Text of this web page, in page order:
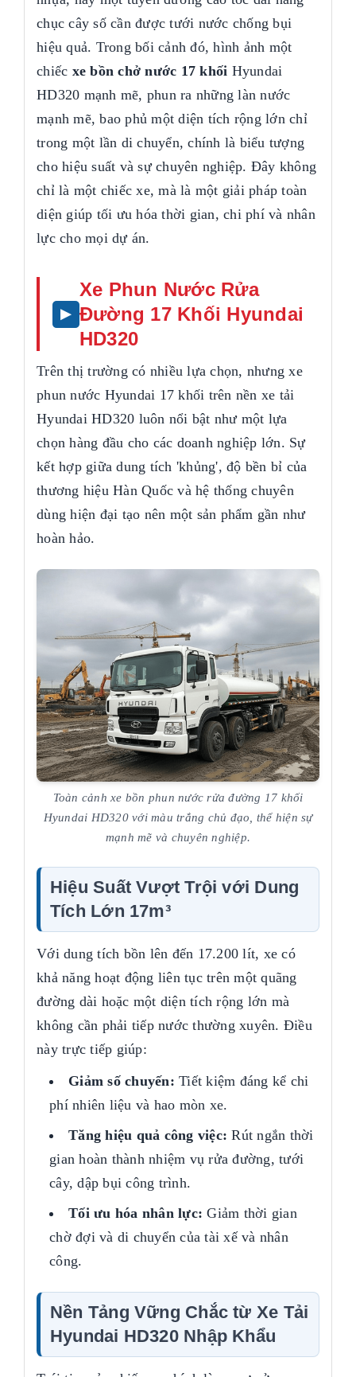
chục cây số cần được tưới nước chống bụi
hiệu quả. Trong bối cảnh đó, hình ảnh một
chiếc xe bồn chở nước 17 khối Hyundai
HD320 mạnh mẽ, phun ra những làn nước
mạnh mẽ, bao phủ một diện tích rộng lớn chỉ
trong một lần di chuyển, chính là biểu tượng
cho hiệu suất và sự chuyên nghiệp. Đây không
chỉ là một chiếc xe, mà là một giải pháp toàn
diện giúp tối ưu hóa thời gian, chi phí và nhân
lực cho mọi dự án.
Xe Phun Nước Rửa
Đường 17 Khối Hyundai
HD320
Trên thị trường có nhiều lựa chọn, nhưng xe
phun nước Hyundai 17 khối trên nền xe tải
Hyundai HD320 luôn nổi bật như một lựa
chọn hàng đầu cho các doanh nghiệp lớn. Sự
kết hợp giữa dung tích 'khủng', độ bền bỉ của
thương hiệu Hàn Quốc và hệ thống chuyên
dùng hiện đại tạo nên một sản phẩm gần như
hoàn hảo.
Toàn cảnh xe bồn phun nước rửa đường 17 khối
Hyundai HD320 với màu trắng chủ đạo, thể hiện sự
mạnh mẽ và chuyên nghiệp.
Hiệu Suất Vượt Trội với Dung
Tích Lớn 17m³
Với dung tích bồn lên đến 17.200 lít, xe có
khả năng hoạt động liên tục trên một quãng
đường dài hoặc một diện tích rộng lớn mà
không cần phải tiếp nước thường xuyên. Điều
này trực tiếp giúp:
Giảm số chuyến: Tiết kiệm đáng kể chi
phí nhiên liệu và hao mòn xe.
Tăng hiệu quả công việc: Rút ngắn thời
gian hoàn thành nhiệm vụ rửa đường, tưới
cây, dập bụi công trình.
Tối ưu hóa nhân lực: Giảm thời gian
chờ đợi và di chuyển của tài xế và nhân
công.
Nền Tảng Vững Chắc từ Xe Tải
Hyundai HD320 Nhập Khẩu